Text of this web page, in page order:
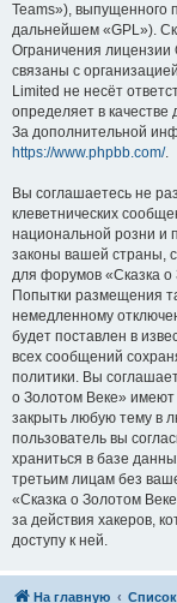
Teams»), выпущенного
дальнейшем «GPL»).
Ограничения лицензии
связаны с
Limited не несёт
определяет в
За дополнительной
https://www.phpbb.com/.
Вы соглашаетесь не
клеветнических
национальной розни и
законы вашей страны,
для форумов «Сказка
Попытки размещения
немедленному
будет поставлен в
всех сообщений
политики. Вы
о Золотом Веке» имеют
закрыть любую тему в
пользователь вы
храниться в базе
третьим лицам без
«Сказка о Золотом
за действия хакеров,
доступу к ней.
На главную